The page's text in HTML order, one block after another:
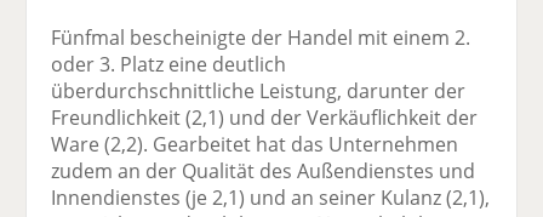
Fünfmal bescheinigte der Handel mit einem 2.
oder 3. Platz eine deutlich
überdurchschnittliche Leistung, darunter der
Freundlichkeit (2,1) und der Verkäuflichkeit der
Ware (2,2). Gearbeitet hat das Unternehmen
zudem an der Qualität des Außendienstes und
Innendienstes (je 2,1) und an seiner Kulanz (2,1),